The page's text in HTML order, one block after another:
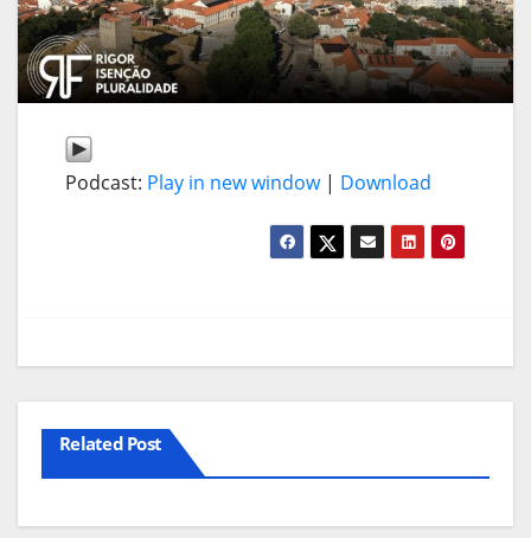
Podcast: Play in new window| Download
Related Post